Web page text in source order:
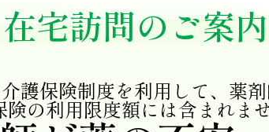
宅訪問のご案内
護保険制度を利用して、薬
険の利用限度額には含まれま